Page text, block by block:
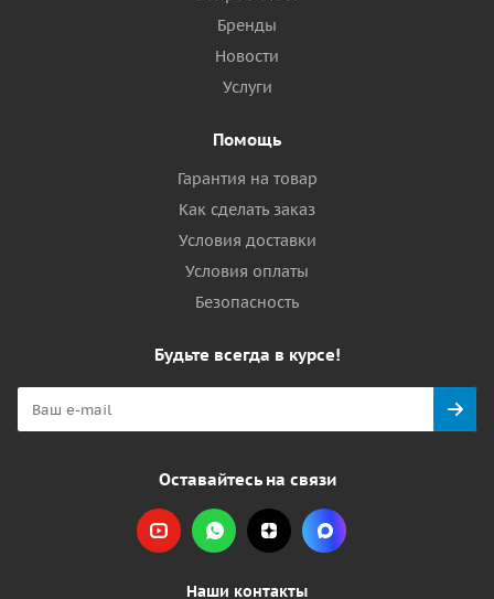
Бренды
Новости
Услуги
Помощь
Гарантия на товар
Как сделать заказ
Условия доставки
Условия оплаты
Безопасность
Будьте всегда в курсе!
Оставайтесь на связи
Наши контакты